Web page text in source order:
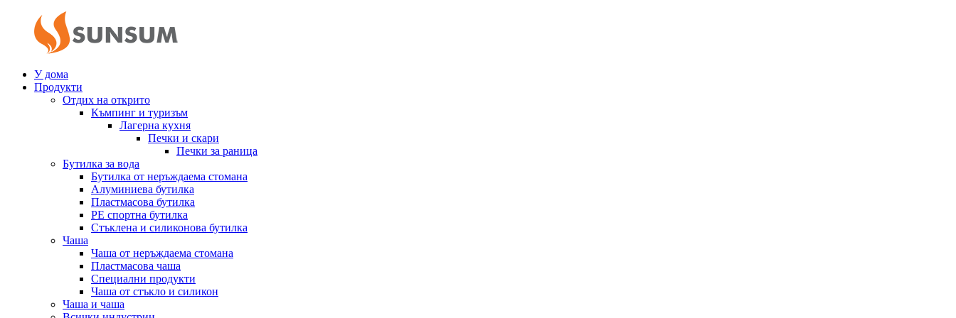
У дома
Продукти
Отдих на открито
Къмпинг и туризъм
Лагерна кухня
Печки и скари
Печки за раница
Бутилка за вода
Бутилка от неръждаема стомана
Алуминиева бутилка
Пластмасова бутилка
PE спортна бутилка
Стъклена и силиконова бутилка
Чаша
Чаша от неръждаема стомана
Пластмасова чаша
Специални продукти
Чаша от стъкло и силикон
Чаша и чаша